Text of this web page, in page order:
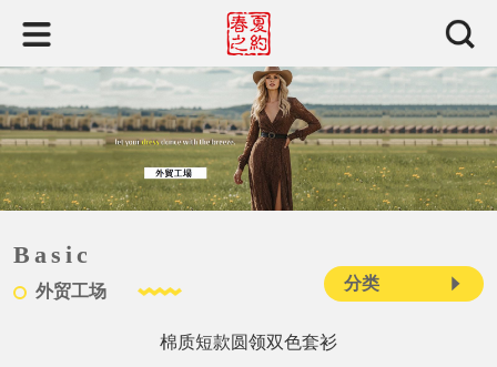
Basic
外贸工场 分类
棉质短款圆领双色套衫